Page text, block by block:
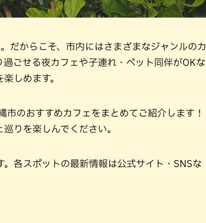
だからこそ、市内にはさまざまなジャンルのカ
ごせる夜カフェや子連れ・ペット同伴がOKな
しめます。
のおすすめカフェをまとめてご紹介します！
りを楽しんでください。
各スポットの最新情報は公式サイト・SNSな